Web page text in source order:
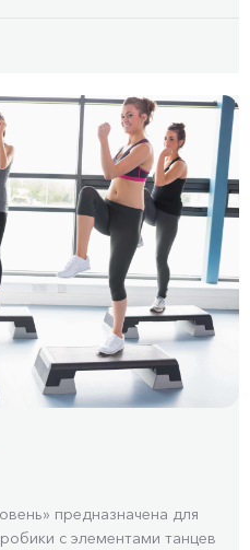
предназначена для
с элементами танцев